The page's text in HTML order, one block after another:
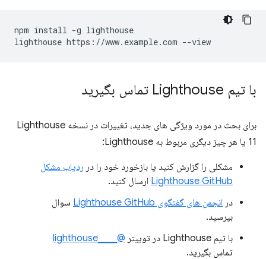
npm install -g lighthouse
با تیم Lighthouse تماس بگیرید
برای بحث در مورد ویژگی های جدید، تغییرات در نسخه Lighthouse
11 یا هر چیز دیگری مربوط به Lighthouse:
مشکلی را گزارش کنید یا بازخورد خود را در ردیاب مشکل
Lighthouse GitHub ارسال کنید.
در انجمن های گفتگوی Lighthouse GitHub
سوال
بپرسید.
با تیم Lighthouse در توییتر
@____lighthouse
تماس بگیرید.